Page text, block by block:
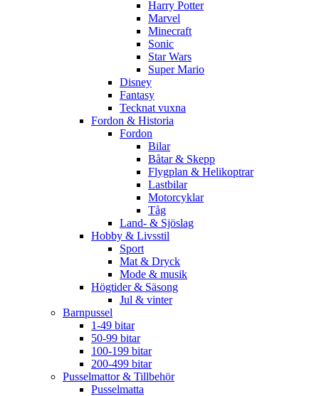
Harry Potter
Marvel
Minecraft
Sonic
Star Wars
Super Mario
Disney
Fantasy
Tecknat vuxna
Fordon & Historia
Fordon
Bilar
Båtar & Skepp
Flygplan & Helikoptrar
Lastbilar
Motorcyklar
Tåg
Land- & Sjöslag
Hobby & Livsstil
Sport
Mat & Dryck
Mode & musik
Högtider & Säsong
Jul & vinter
Barnpussel
1-49 bitar
50-99 bitar
100-199 bitar
200-499 bitar
Pusselmattor & Tillbehör
Pusselmatta